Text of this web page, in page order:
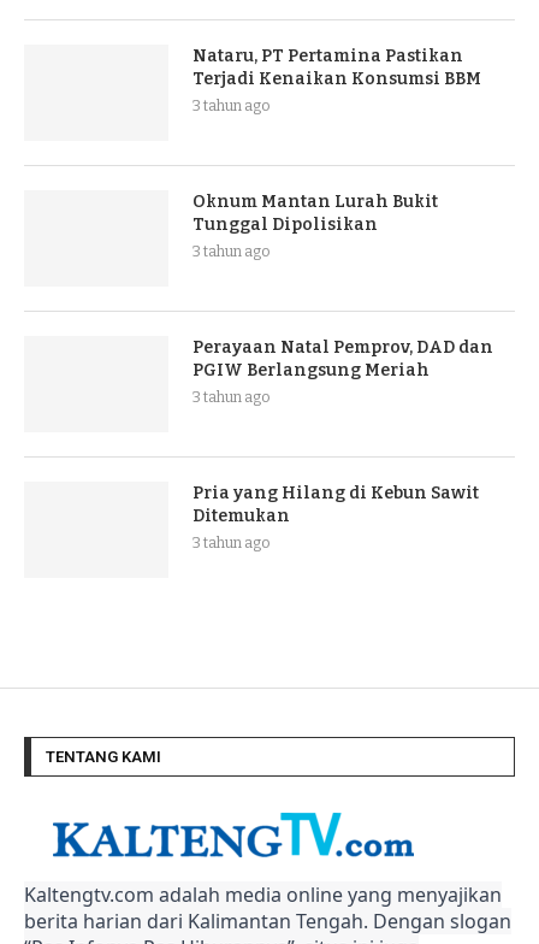
Nataru, PT Pertamina Pastikan
Terjadi Kenaikan Konsumsi BBM
3 tahun ago
Oknum Mantan Lurah Bukit
Tunggal Dipolisikan
3 tahun ago
Perayaan Natal Pemprov, DAD dan
PGIW Berlangsung Meriah
3 tahun ago
Pria yang Hilang di Kebun Sawit
Ditemukan
3 tahun ago
TENTANG KAMI
Kaltengtv.com adalah media online yang menyajikan
berita harian dari Kalimantan Tengah. Dengan slogan